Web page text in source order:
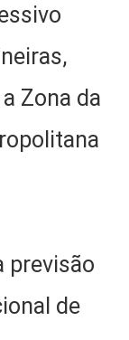
Zona da
previsão
de